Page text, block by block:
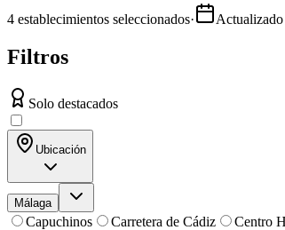
4 establecimientos seleccionados· Actualizado
Filtros
Solo destacados
Ubicación
Málaga
Capuchinos Carretera de Cádiz Centro